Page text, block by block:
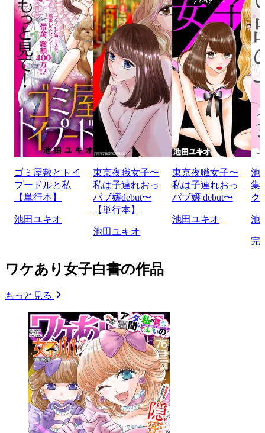
ゴミ屋敷とトイ
プードルと私
【単行本】
池田ユキオ
東京夜職女子〜
私は子連れおっ
パブ嬢debut〜
【単行本】
池田ユキオ
東京夜職女子〜
私は子連れおっ
パブ嬢 debut〜
池田ユキオ
池
集
ク
池
完
ワケあり女子白書の作品
もっと見る